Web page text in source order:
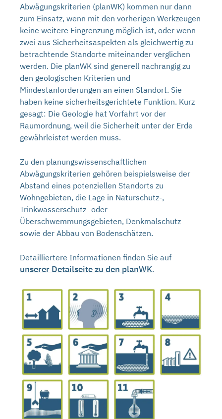
Abwägungskriterien (planWK) kommen nur dann
zum Einsatz, wenn mit den vorherigen Werkzeugen
keine weitere Eingrenzung möglich ist, oder wenn
zwei aus Sicherheitsaspekten als gleichwertig zu
betrachtende Standorte miteinander verglichen
werden. Die planWK sind generell nachrangig zu
den geologischen Kriterien und
Mindestanforderungen an einen Standort. Sie
haben keine sicherheitsgerichtete Funktion. Kurz
gesagt: Die Geologie hat Vorfahrt vor der
Raumordnung, weil die Sicherheit unter der Erde
gewährleistet werden muss.
Zu den planungswissenschaftlichen
Abwägungskriterien gehören beispielsweise der
Abstand eines potenziellen Standorts zu
Wohngebieten, die Lage in Naturschutz-,
Trinkwasserschutz- oder
Überschwemmungsgebieten, Denkmalschutz
sowie der Abbau von Bodenschätzen.
Detailliertere Informationen finden Sie auf
unserer Detailseite zu den planWK.